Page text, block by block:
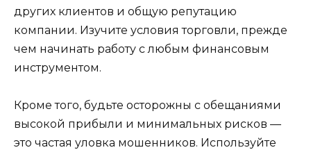
других клиентов и общую репутацию
компании. Изучите условия торговли, прежде
чем начинать работу с любым финансовым
инструментом.
Кроме того, будьте осторожны с обещаниями
высокой прибыли и минимальных рисков —
это частая уловка мошенников. Используйте